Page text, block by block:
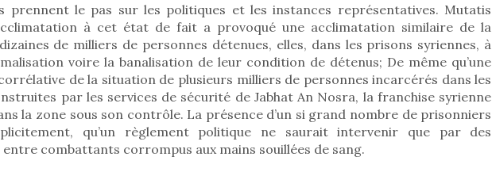
prennent le pas sur les politiques et les instances représentatives. Mutatis
à cet état de fait a provoqué une acclimatation similaire de la
de milliers de personnes détenues, elles, dans les prisons syriennes, à
voire la banalisation de leur condition de détenus; De même qu’une
de la situation de plusieurs milliers de personnes incarcérés dans les
par les services de sécurité de Jabhat An Nosra, la franchise syrienne
la zone sous son contrôle. La présence d’un si grand nombre de prisonniers
qu’un règlement politique ne saurait intervenir que par des
combattants corrompus aux mains souillées de sang.